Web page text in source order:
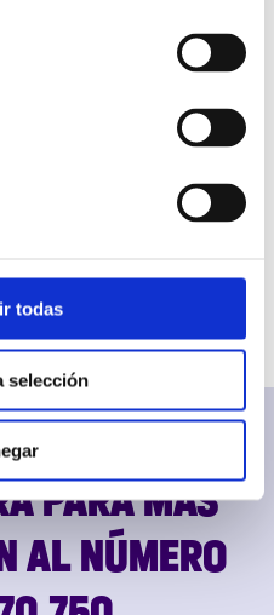
todas
selección
PARA MÁS
AL NÚMERO